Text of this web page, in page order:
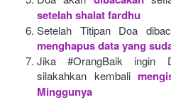
setelah shalat fardhu
Setelah Titipan Doa
menghapus data yang
Jika #OrangBaik ingin
silakahkan kembali
Minggunya